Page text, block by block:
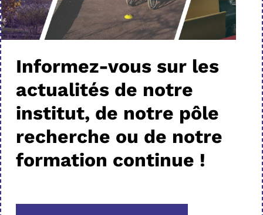
Informez-vous sur les
actualités de notre
institut, de notre pôle
recherche ou de notre
formation continue !